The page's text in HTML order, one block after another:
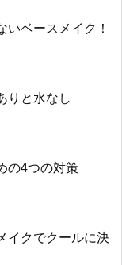
いベースメイク！
りと水なし
の4つの対策
イクでクールに決